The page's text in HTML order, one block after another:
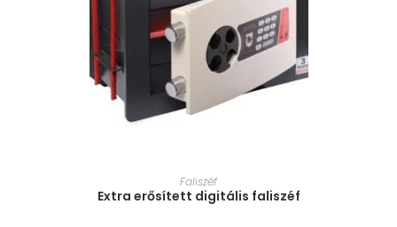
MÉRET VÁLASZTÁSA
Faliszéf
Extra erősített digitális faliszéf